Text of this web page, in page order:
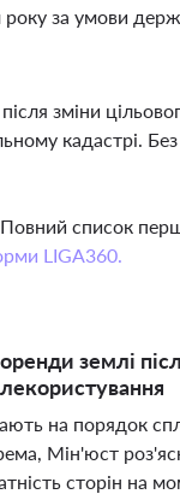
за умови
зміни
кадастрі.
Повний список
LIGA360.
землі
на порядок
Мін'юст
сторін на